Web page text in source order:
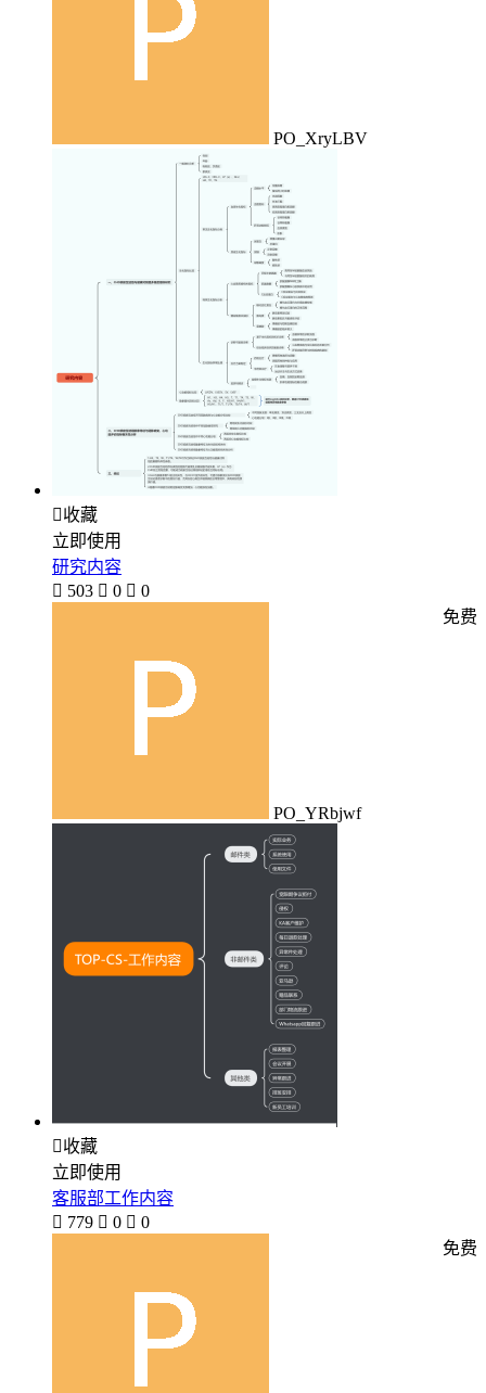
PO_XryLBV
收藏
立即使用
研究内容
 503  0  0
PO_YRbjwf
免费
收藏
立即使用
客服部工作内容
 779  0  0
免费